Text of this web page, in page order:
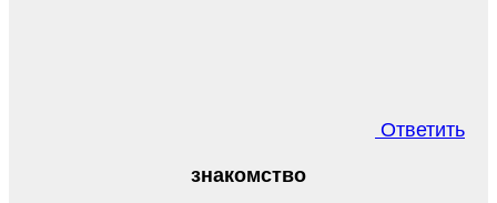
Ответить
знакомство